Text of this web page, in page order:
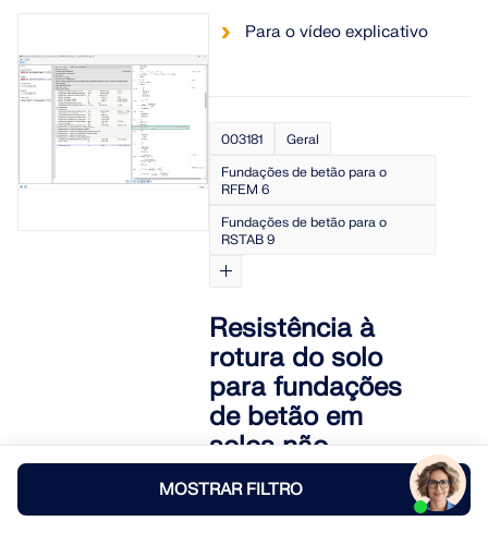
MOSTRAR FILTRO
Para o vídeo explicativo
003181
Geral
Fundações de betão para o
RFEM 6
Fundações de betão para o
RSTAB 9
Resistência à
rotura do solo
para fundações
de betão em
solos não
homogéneos
Em versões anteriores do